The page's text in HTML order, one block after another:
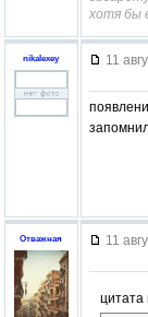
хотя бы
nikalexey
11
Отважная
11
цитата